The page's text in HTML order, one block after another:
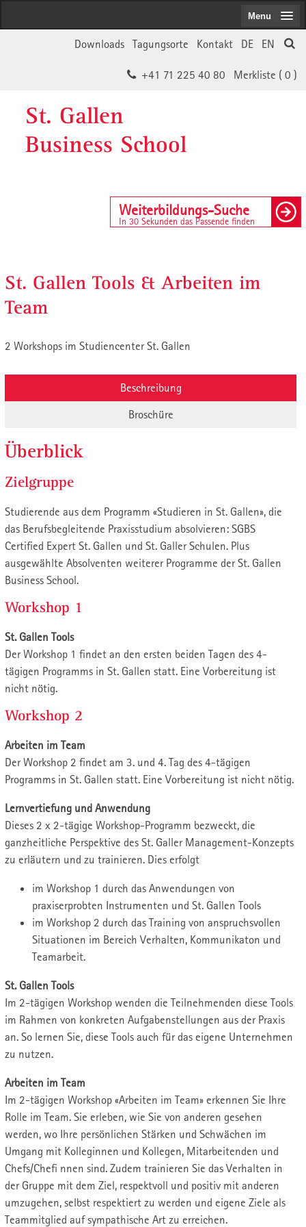
EN
DE
Kontakt
Tagungsorte
Downloads
Merkliste ( 0 )
+41 71 225 40 80
St. Gallen
Business School
Weiterbildungs-Suche
In 30 Sekunden das Passende finden
Menu
St. Gallen Tools & Arbeiten im
Team
2 Workshops im Studiencenter St. Gallen
Beschreibung
Broschüre
Überblick
Zielgruppe
Studierende aus dem Programm «Studieren in St. Gallen», die
das Berufsbegleitende Praxisstudium absolvieren: SGBS
Certified Expert St. Gallen und St. Galler Schulen. Plus
ausgewählte Absolventen weiterer Programme der St. Gallen
Business School.
Workshop 1
St. Gallen Tools
Der Workshop 1 findet an den ersten beiden Tagen des 4-
tägigen Programms in St. Gallen statt. Eine Vorbereitung ist
nicht nötig.
Workshop 2
Arbeiten im Team
Der Workshop 2 findet am 3. und 4. Tag des 4-tägigen
Programms in St. Gallen statt. Eine Vorbereitung ist nicht nötig.
Lernvertiefung und Anwendung
Dieses 2 x 2-tägige Workshop-Programm bezweckt, die
ganzheitliche Perspektive des St. Galler Management-Konzepts
zu erläutern und zu trainieren. Dies erfolgt
im Workshop 1 durch das Anwendungen von
praxiserprobten Instrumenten und St. Gallen Tools
im Workshop 2 durch das Training von anspruchsvollen
Situationen im Bereich Verhalten, Kommunikaton und
Teamarbeit.
St. Gallen Tools
Im 2-tägigen Workshop wenden die Teilnehmenden diese Tools
im Rahmen von konkreten Aufgabenstellungen aus der Praxis
an. So lernen Sie, diese Tools auch für das eigene Unternehmen
zu nutzen.
Arbeiten im Team
Im 2-tägigen Workshop «Arbeiten im Team» erkennen Sie Ihre
Rolle im Team. Sie erleben, wie Sie von anderen gesehen
werden, wo Ihre persönlichen Stärken und Schwächen im
Umgang mit Kolleginnen und Kollegen, Mitarbeitenden und
Chefs/Chefi nnen sind. Zudem trainieren Sie das Verhalten in
der Gruppe mit dem Ziel, respektvoll und positiv mit anderen
umzugehen, selbst respektiert zu werden und eigene Ziele als
Teammitglied auf sympathische Art zu erreichen.